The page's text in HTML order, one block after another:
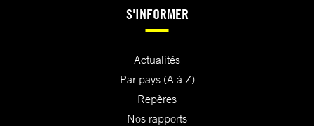
S'INFORMER
Actualités
Par pays (A à Z)
Repères
Nos rapports